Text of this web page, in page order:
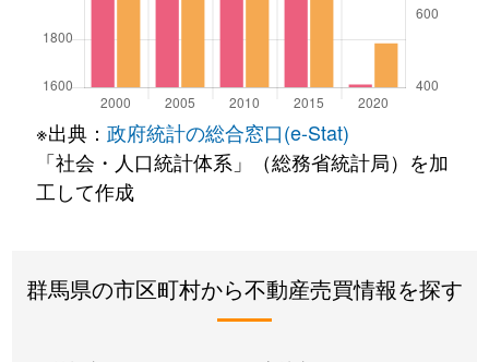
※出典： 政府統計の総合窓口(e-Stat)
「社会・人口統計体系」（総務省統計局）を加
工して作成
群馬県の市区町村から不動産売買情報を探す